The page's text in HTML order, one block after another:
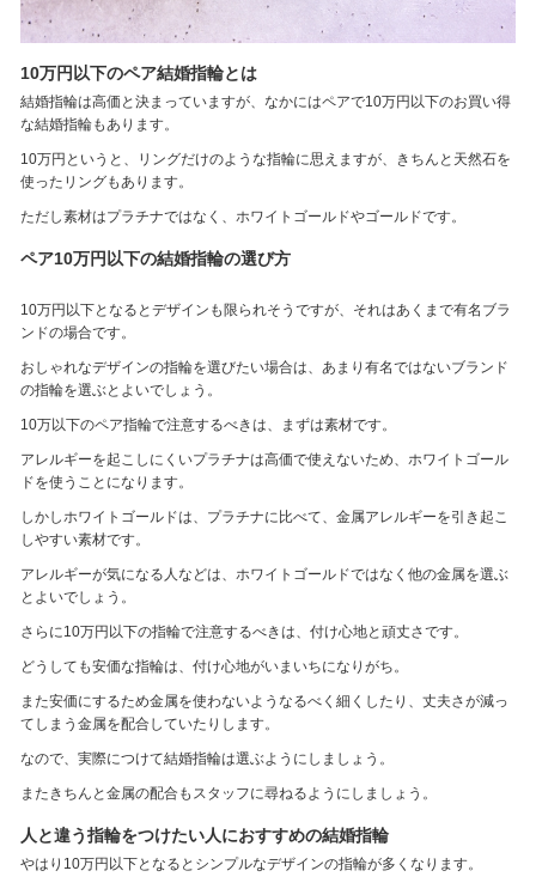
10万円以下のペア結婚指輪とは
結婚指輪は高価と決まっていますが、なかにはペアで10万円以下のお買い得
な結婚指輪もあります。
10万円というと、リングだけのような指輪に思えますが、きちんと天然石を
使ったリングもあります。
ただし素材はプラチナではなく、ホワイトゴールドやゴールドです。
ペア10万円以下の結婚指輪の選び方
10万円以下となるとデザインも限られそうですが、それはあくまで有名ブラ
ンドの場合です。
おしゃれなデザインの指輪を選びたい場合は、あまり有名ではないブランド
の指輪を選ぶとよいでしょう。
10万以下のペア指輪で注意するべきは、まずは素材です。
アレルギーを起こしにくいプラチナは高価で使えないため、ホワイトゴール
ドを使うことになります。
しかしホワイトゴールドは、プラチナに比べて、金属アレルギーを引き起こ
しやすい素材です。
アレルギーが気になる人などは、ホワイトゴールドではなく他の金属を選ぶ
とよいでしょう。
さらに10万円以下の指輪で注意するべきは、付け心地と頑丈さです。
どうしても安価な指輪は、付け心地がいまいちになりがち。
また安価にするため金属を使わないようなるべく細くしたり、丈夫さが減っ
てしまう金属を配合していたりします。
なので、実際につけて結婚指輪は選ぶようにしましょう。
またきちんと金属の配合もスタッフに尋ねるようにしましょう。
人と違う指輪をつけたい人におすすめの結婚指輪
やはり10万円以下となるとシンプルなデザインの指輪が多くなります。